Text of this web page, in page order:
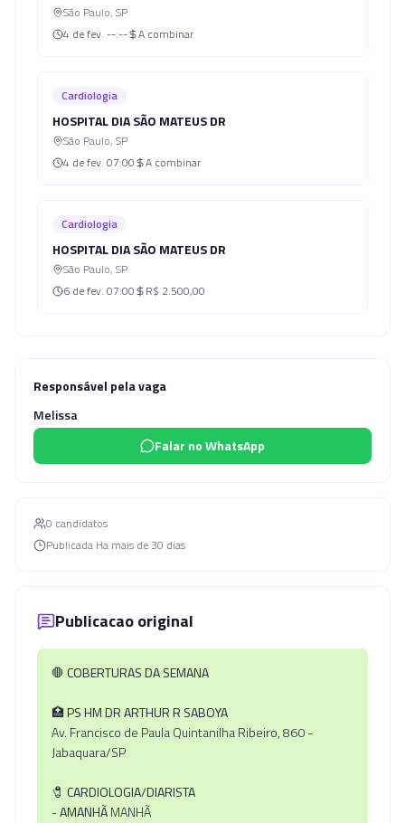
São Paulo, SP
4 de fev. --:-- A combinar
Cardiologia
HOSPITAL DIA SÃO MATEUS DR
São Paulo, SP
4 de fev. 07:00 A combinar
Cardiologia
HOSPITAL DIA SÃO MATEUS DR
São Paulo, SP
6 de fev. 07:00 R$ 2.500,00
Responsável pela vaga
Melissa
Falar no WhatsApp
0 candidatos
Publicada Ha mais de 30 dias
Publicacao original
🛑COBERTURAS DA SEMANA
🏥PS HM DR ARTHUR R SABOYA
Av. Francisco de Paula Quintanilha Ribeiro, 860 -
Jabaquara/SP
🧷 CARDIOLOGIA/DIARISTA
-AMANHÃMANHÃ